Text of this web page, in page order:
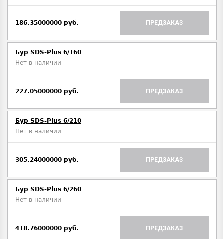
186.35000000 руб. ПРЕДЗАКАЗ
Бур SDS-Plus 6/160
Нет в наличии
227.05000000 руб. ПРЕДЗАКАЗ
Бур SDS-Plus 6/210
Нет в наличии
305.24000000 руб. ПРЕДЗАКАЗ
Бур SDS-Plus 6/260
Нет в наличии
418.76000000 руб. ПРЕДЗАКАЗ